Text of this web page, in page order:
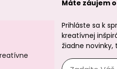
Minerálne koráliky
Bílý achát 8mm
Máte záujem
Prihláste sa k
kreatívnej
žiadne novinky,